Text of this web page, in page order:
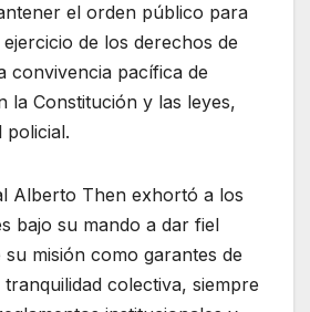
el orden público para
de los derechos de
convivencia pacífica de
la Constitución y las leyes,
policial.
Alberto Then exhortó a los
bajo su mando a dar fiel
misión como garantes de
colectiva, siempre